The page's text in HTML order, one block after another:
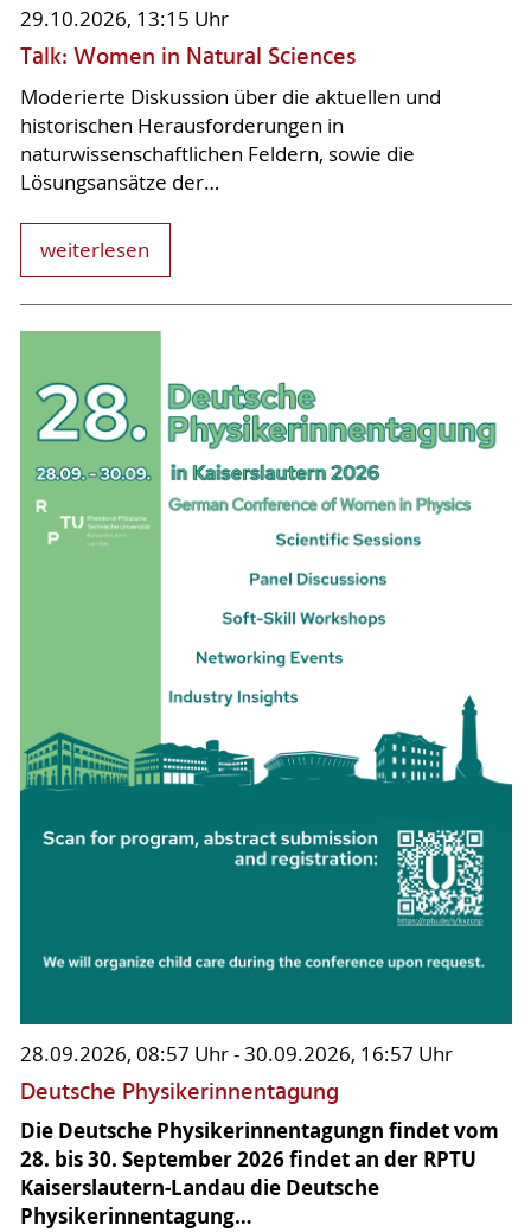
29.10.2026, 13:15 Uhr
Talk: Women in Natural Sciences
Moderierte Diskussion über die aktuellen und
historischen Herausforderungen in
naturwissenschaftlichen Feldern, sowie die
Lösungsansätze der…
weiterlesen
28.09.2026, 08:57 Uhr - 30.09.2026, 16:57 Uhr
Deutsche Physikerinnentagung
Die Deutsche Physikerinnentagungn findet vom
28. bis 30. September 2026 findet an der RPTU
Kaiserslautern-Landau die Deutsche
Physikerinnentagung…